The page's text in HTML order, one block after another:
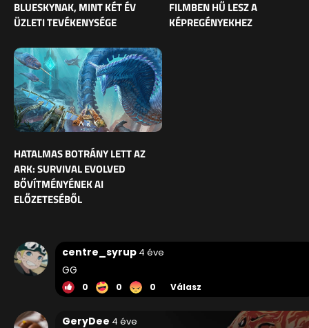
BLUESKYNAK, MINT KÉT ÉV
ÜZLETI TEVÉKENYSÉGE
FILMBEN HŰ LESZ A
KÉPREGÉNYEKHEZ
HATALMAS BOTRÁNY LETT AZ
ARK: SURVIVAL EVOLVED
BŐVÍTMÉNYÉNEK AI
ELŐZETESÉBŐL
centre_syrup 4 éve
GG
0 0 0 Válasz
GeryDee 4 éve